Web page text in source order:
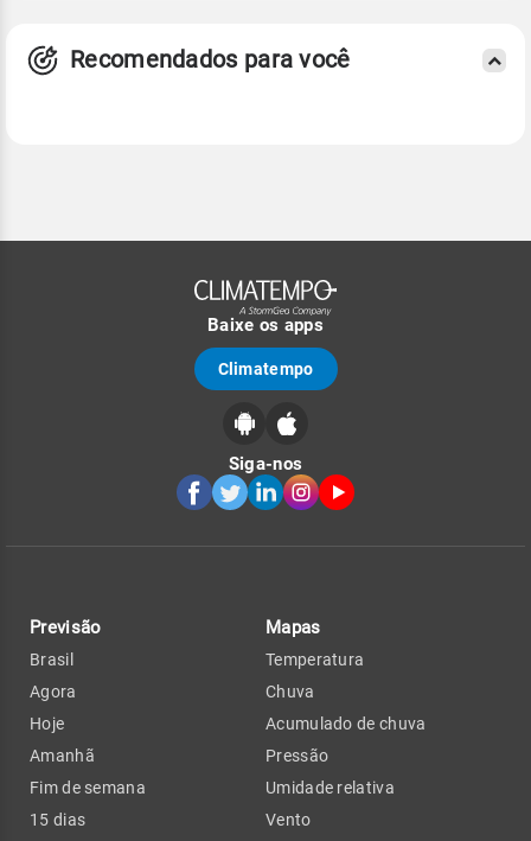
Recomendados para você
Baixe os apps
Climatempo
Siga-nos
Previsão
Brasil
Agora
Hoje
Amanhã
Fim de semana
15 dias
Mapas
Temperatura
Chuva
Acumulado de chuva
Pressão
Umidade relativa
Vento